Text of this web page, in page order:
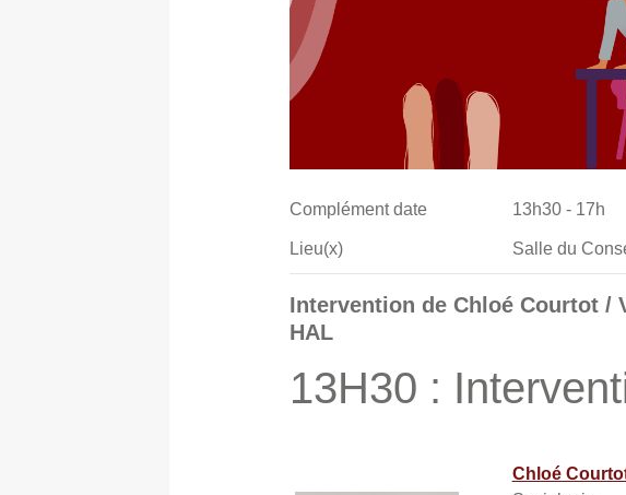
Complément date 13h30 - 17h
Lieu(x) Salle du
Intervention de Chloé Courtot /
HAL
13H30 :
Chloé